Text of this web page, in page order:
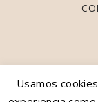
Usamos